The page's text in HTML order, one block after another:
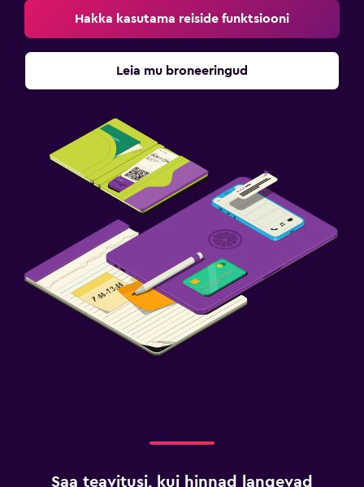
Hakka kasutama reiside funktsiooni
Leia mu broneeringud
Saa teavitusi, kui hinnad langevad